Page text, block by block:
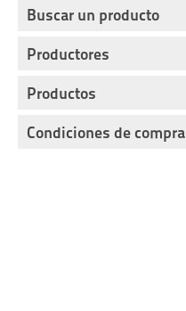
Buscar un producto
Productores
Productos
Condiciones de compra